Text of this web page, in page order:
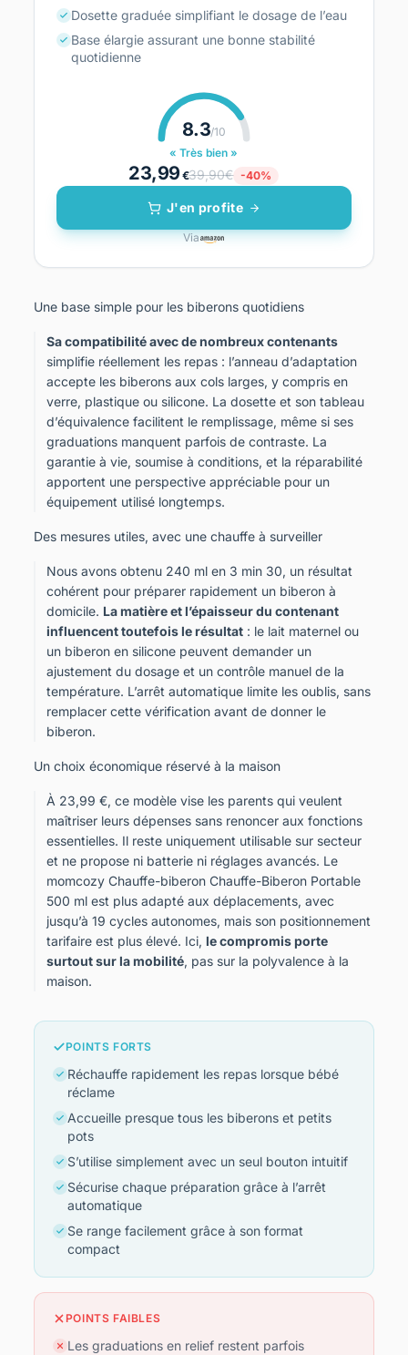
Dosette graduée simplifiant le dosage de l’eau
Base élargie assurant une bonne stabilité
quotidienne
8.3/10
« Très bien »
23,99 €39,90€ -40%
J'en profite
Via
Une base simple pour les biberons quotidiens
Sa compatibilité avec de nombreux contenants
simplifie réellement les repas : l’anneau d’adaptation
accepte les biberons aux cols larges, y compris en
verre, plastique ou silicone. La dosette et son tableau
d’équivalence facilitent le remplissage, même si ses
graduations manquent parfois de contraste. La
garantie à vie, soumise à conditions, et la réparabilité
apportent une perspective appréciable pour un
équipement utilisé longtemps.
Des mesures utiles, avec une chauffe à surveiller
Nous avons obtenu 240 ml en 3 min 30, un résultat
cohérent pour préparer rapidement un biberon à
domicile. La matière et l’épaisseur du contenant
influencent toutefois le résultat: le lait maternel ou
un biberon en silicone peuvent demander un
ajustement du dosage et un contrôle manuel de la
température. L’arrêt automatique limite les oublis, sans
remplacer cette vérification avant de donner le
biberon.
Un choix économique réservé à la maison
À 23,99 €, ce modèle vise les parents qui veulent
maîtriser leurs dépenses sans renoncer aux fonctions
essentielles. Il reste uniquement utilisable sur secteur
et ne propose ni batterie ni réglages avancés. Le
momcozy Chauffe-biberon Chauffe-Biberon Portable
500 ml est plus adapté aux déplacements, avec
jusqu’à 19 cycles autonomes, mais son positionnement
tarifaire est plus élevé. Ici, le compromis porte
surtout sur la mobilité, pas sur la polyvalence à la
maison.
POINTS FORTS
Réchauffe rapidement les repas lorsque bébé
réclame
Accueille presque tous les biberons et petits
pots
S’utilise simplement avec un seul bouton intuitif
Sécurise chaque préparation grâce à l’arrêt
automatique
Se range facilement grâce à son format
compact
POINTS FAIBLES
Les graduations en relief restent parfois